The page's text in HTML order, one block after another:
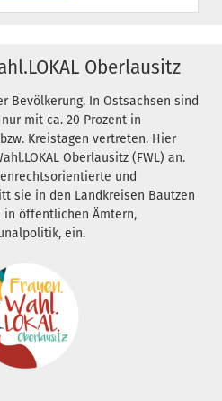
Oberlausitz
Bevölkerung. In Ostsachsen sind
mit ca. 20 Prozent in
Kreistagen vertreten. Hier
Oberlausitz (FWL) an.
und
sie in den Landkreisen Bautzen
in öffentlichen Ämtern,
ein.